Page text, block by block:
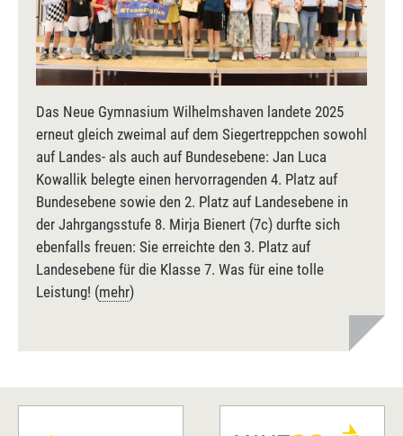
Das Neue Gymnasium Wilhelmshaven landete 2025
erneut gleich zweimal auf dem Siegertreppchen sowohl
auf Landes- als auch auf Bundesebene: Jan Luca
Kowallik belegte einen hervorragenden 4. Platz auf
Bundesebene sowie den 2. Platz auf Landesebene in
der Jahrgangsstufe 8. Mirja Bienert (7c) durfte sich
ebenfalls freuen: Sie erreichte den 3. Platz auf
Landesebene für die Klasse 7. Was für eine tolle
Leistung! (mehr)